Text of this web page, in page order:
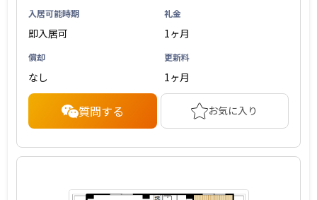
入居可能時期
即入居可
礼金
1ヶ月
償却
なし
更新料
1ヶ月
質問する お気に入り